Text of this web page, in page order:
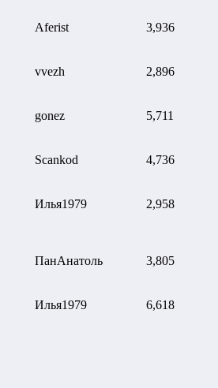
Aferist 3,936
vvezh 2,896
gonez 5,711
Scankod 4,736
Илья1979 2,958
ПанАнатоль 3,805
Илья1979 6,618